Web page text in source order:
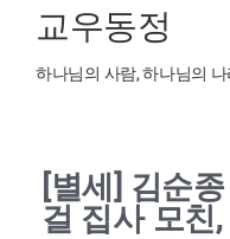
교우동정
하나님의 사람, 하나님의 나
[별세] 김순
걸 집사 모친